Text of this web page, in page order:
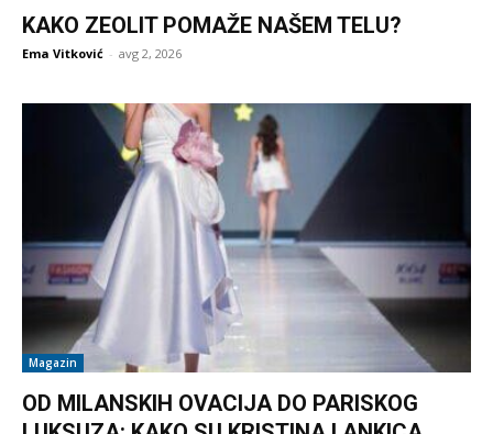
KAKO ZEOLIT POMAŽE NAŠEM TELU?
Ema Vitković - avg 2, 2026
Magazin
OD MILANSKIH OVACIJA DO PARISKOG